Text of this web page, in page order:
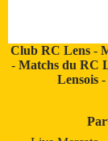
Club RC Lens -
- Matchs du RC
Lensois-